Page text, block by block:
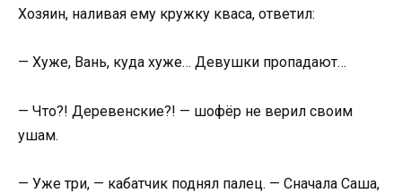
Хозяин, наливая ему кружку кваса, ответил:
— Хуже, Вань, куда хуже… Девушки пропадают…
— Что?! Деревенские?! — шофёр не верил своим
ушам.
— Уже три, — кабатчик поднял палец. — Сначала Саша,